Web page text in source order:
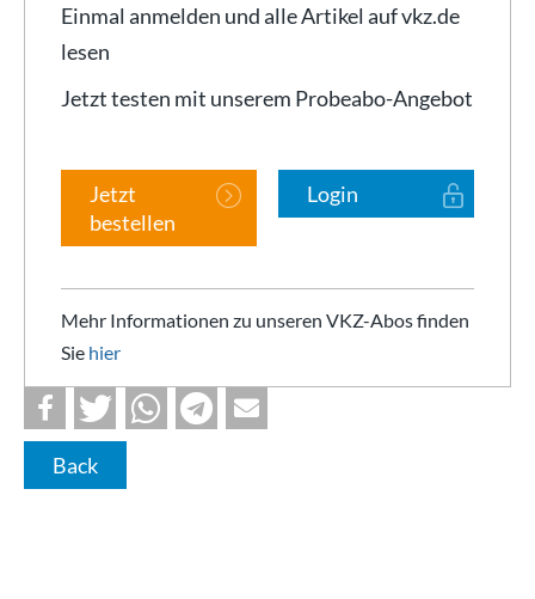
Einmal anmelden und alle Artikel auf vkz.de
lesen
Jetzt testen mit unserem Probeabo-Angebot
Jetzt
bestellen
Login
Mehr Informationen zu unseren VKZ-Abos finden
Sie hier
Back